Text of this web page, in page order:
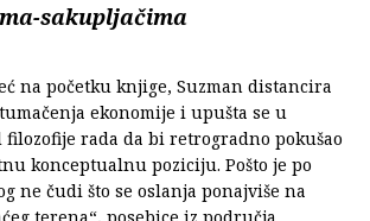
sakupljačima
na početku knjige, Suzman distancira
ekonomije i upušta se u
rada da bi retrogradno pokušao
konceptualnu poziciju. Pošto je po
ne čudi što se oslanja ponajviše na
terena“, posebice iz područja